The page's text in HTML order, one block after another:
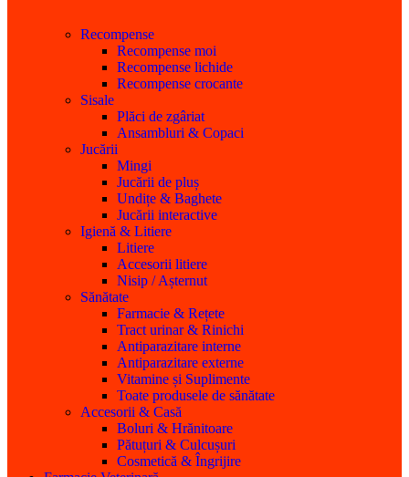
Recompense
Recompense moi
Recompense lichide
Recompense crocante
Sisale
Plăci de zgâriat
Ansambluri & Copaci
Jucării
Mingi
Jucării de pluș
Undițe & Baghete
Jucării interactive
Igienă & Litiere
Litiere
Accesorii litiere
Nisip / Așternut
Sănătate
Farmacie & Rețete
Tract urinar & Rinichi
Antiparazitare interne
Antiparazitare externe
Vitamine și Suplimente
Toate produsele de sănătate
Accesorii & Casă
Boluri & Hrănitoare
Pătuțuri & Culcușuri
Cosmetică & Îngrijire